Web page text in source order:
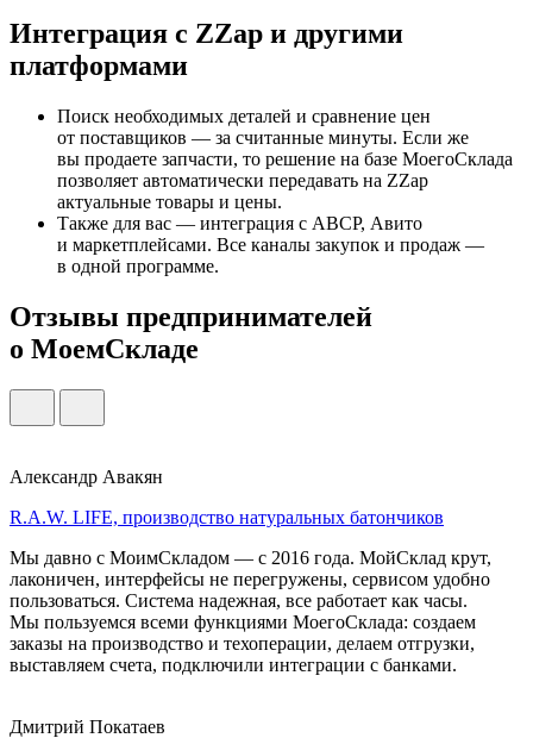
Интеграция с ZZap и другими
платформами
Поиск необходимых деталей и сравнение цен
от поставщиков — за считанные минуты. Если же
вы продаете запчасти, то решение на базе МоегоСклада
позволяет автоматически передавать на ZZap
актуальные товары и цены.
Также для вас — интеграция с ABCP, Авито
и маркетплейсами. Все каналы закупок и продаж —
в одной программе.
Отзывы предпринимателей
о МоемСкладе
Александр Авакян
R.A.W. LIFE, производство натуральных батончиков
Мы давно с МоимСкладом — с 2016 года. МойСклад крут,
лаконичен, интерфейсы не перегружены, сервисом удобно
пользоваться. Система надежная, все работает как часы.
Мы пользуемся всеми функциями МоегоСклада: создаем
заказы на производство и техоперации, делаем отгрузки,
выставляем счета, подключили интеграции с банками.
Дмитрий Покатаев